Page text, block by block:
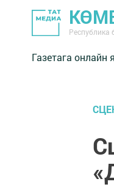
Республика
Газетага онлайн